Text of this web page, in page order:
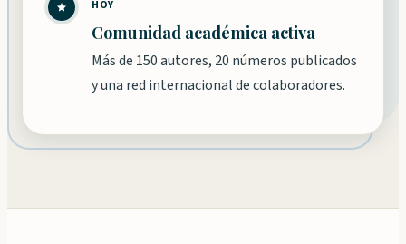
HOY
Comunidad académica activa
Más de 150 autores, 20 números publicados
y una red internacional de colaboradores.